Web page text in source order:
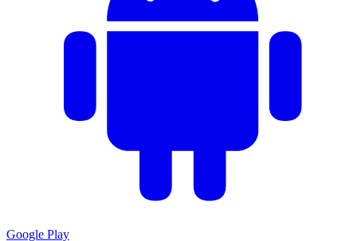
Google Play